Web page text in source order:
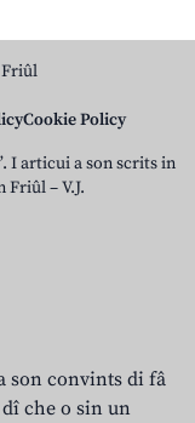
Friûl
Cookie Policy
I articui a son scrits in
– V.J.
son convints di fâ
che o sin un